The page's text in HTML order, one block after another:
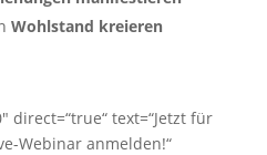
Wohlstand kreieren
direct=“true“ text=“Jetzt für
Webinar anmelden!“